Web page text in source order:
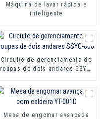
Máquina de lavar rápida e
inteligente
Circuito de gerenciamento de
roupas de dois andares SSYC-
Mesa de engomar avançada